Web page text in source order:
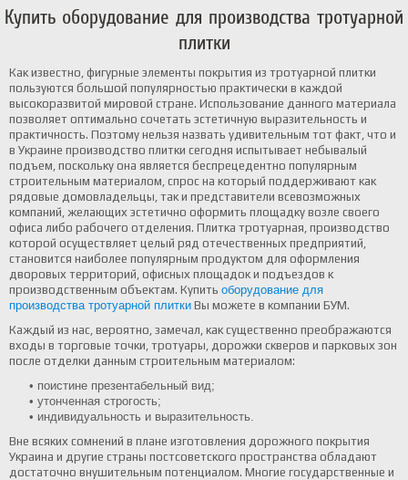
Купить оборудование для производства тротуарной
плитки
Как известно, фигурные элементы покрытия из тротуарной плитки
пользуются большой популярностью практически в каждой
высокоразвитой мировой стране. Использование данного материала
позволяет оптимально сочетать эстетичную выразительность и
практичность. Поэтому нельзя назвать удивительным тот факт, что и
в Украине производство плитки сегодня испытывает небывалый
подъем, поскольку она является беспрецедентно популярным
строительным материалом, спрос на который поддерживают как
рядовые домовладельцы, так и представители всевозможных
компаний, желающих эстетично оформить площадку возле своего
офиса либо рабочего отделения. Плитка тротуарная, производство
которой осуществляет целый ряд отечественных предприятий,
становится наиболее популярным продуктом для оформления
дворовых территорий, офисных площадок и подъездов к
производственным объектам. Купить оборудование для
производства тротуарной плитки Вы можете в компании БУМ.
Каждый из нас, вероятно, замечал, как существенно преображаются
входы в торговые точки, тротуары, дорожки скверов и парковых зон
после отделки данным строительным материалом:
• поистине презентабельный вид;
• утонченная строгость;
• индивидуальность и выразительность.
Вне всяких сомнений в плане изготовления дорожного покрытия
Украина и другие страны постсоветского пространства обладают
достаточно внушительным потенциалом. Многие государственные и